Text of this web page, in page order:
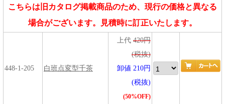
こちらは旧カタログ掲載商品のため、現行の価格と異なる
場合がございます。見積時に訂正いたします。
448-1-205 白班点変型千茶
上代 420円
(税抜)
卸値 210円
(税抜)
(50%OFF)